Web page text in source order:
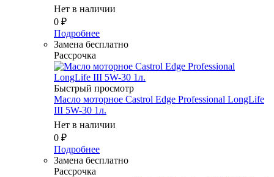
Нет в наличии
0 ₽
Подробнее
Замена бесплатно
Рассрочка
Быстрый просмотр
Масло мотоpное Castrol Edge Professional LongLife
III 5W-30 1л.
Нет в наличии
0 ₽
Подробнее
Замена бесплатно
Рассрочка